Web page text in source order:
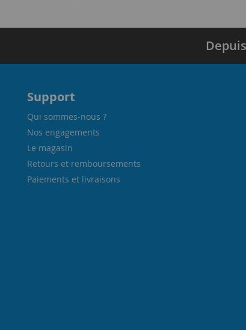
Support
Qui sommes-nous ?
Nos engagements
Le magasin
Retours et remboursements
Paiements et livraisons